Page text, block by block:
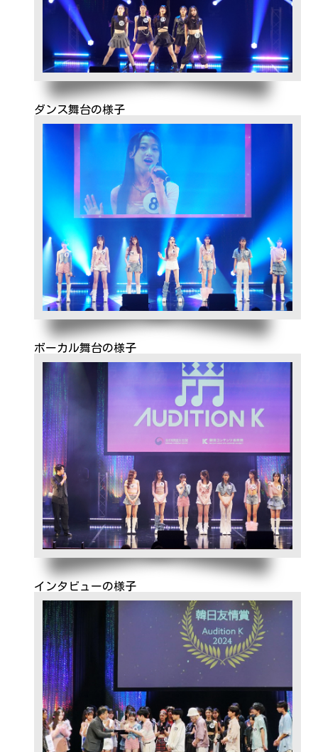
ダンス舞台の様子
ボーカル舞台の様子
インタビューの様子